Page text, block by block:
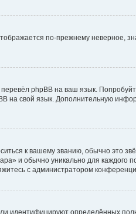
по-прежнему неверное,
phpBB на ваш язык.
на свой язык. Дополнительную
к вашему званию, обычно это
и обычно уникально для каждого
с администратором
идентифицируют определённых